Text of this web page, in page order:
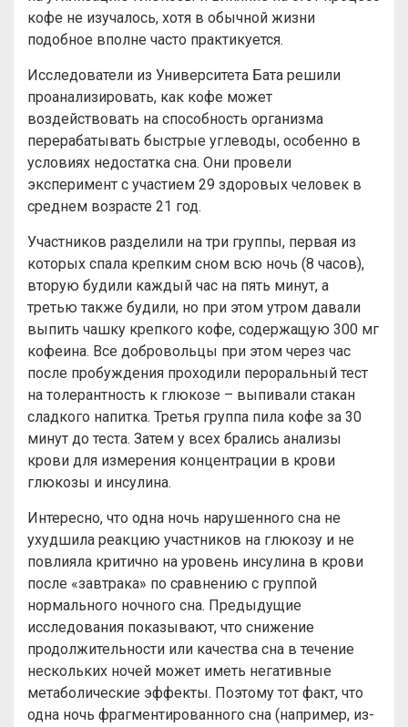
кофе не изучалось, хотя в обычной жизни
подобное вполне часто практикуется.
Исследователи из Университета Бата решили
проанализировать, как кофе может
воздействовать на способность организма
перерабатывать быстрые углеводы, особенно в
условиях недостатка сна. Они провели
эксперимент с участием 29 здоровых человек в
среднем возрасте 21 год.
Участников разделили на три группы, первая из
которых спала крепким сном всю ночь (8 часов),
вторую будили каждый час на пять минут, а
третью также будили, но при этом утром давали
выпить чашку крепкого кофе, содержащую 300 мг
кофеина. Все добровольцы при этом через час
после пробуждения проходили пероральный тест
на толерантность к глюкозе – выпивали стакан
сладкого напитка. Третья группа пила кофе за 30
минут до теста. Затем у всех брались анализы
крови для измерения концентрации в крови
глюкозы и инсулина.
Интересно, что одна ночь нарушенного сна не
ухудшила реакцию участников на глюкозу и не
повлияла критично на уровень инсулина в крови
после «завтрака» по сравнению с группой
нормального ночного сна. Предыдущие
исследования показывают, что снижение
продолжительности или качества сна в течение
нескольких ночей может иметь негативные
метаболические эффекты. Поэтому тот факт, что
одна ночь фрагментированного сна (например, из-